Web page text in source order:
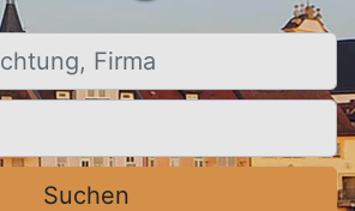
Firma
Suchen